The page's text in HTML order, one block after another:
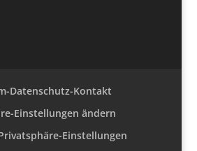
Datenschutz-Kontakt
Einstellungen ändern
Einstellungen